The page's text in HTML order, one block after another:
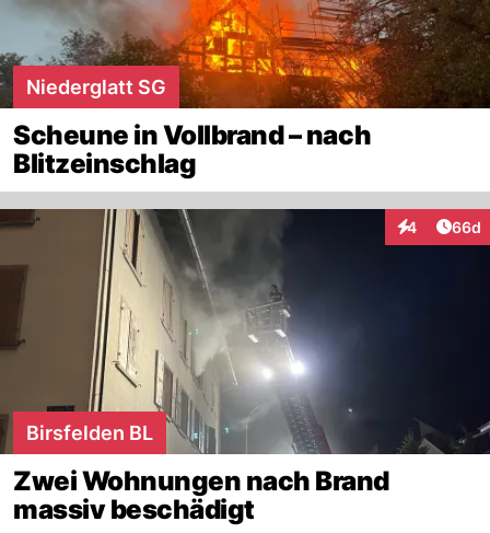
Niederglatt SG
Scheune in Vollbrand – nach
Blitzeinschlag
4
Interaktionen
66d
Birsfelden BL
Zwei Wohnungen nach Brand
massiv beschädigt